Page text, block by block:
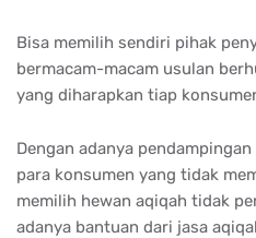
Bisa memilih sendiri pihak
bermacam-macam usulan
yang diharapkan tiap
Dengan adanya
para konsumen yang tidak
memilih hewan aqiqah tidak
adanya bantuan dari jasa